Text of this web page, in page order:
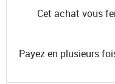
Cet achat vous
Payez en plusieurs